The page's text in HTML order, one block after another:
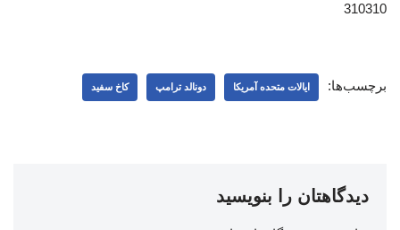
310310
برچسب‌ها: ایالات متحده آمریکا دونالد ترامپ کاخ سفید
دیدگاهتان را بنویسید